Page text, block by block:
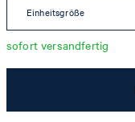
Einheitsgröße
sofort versandfertig